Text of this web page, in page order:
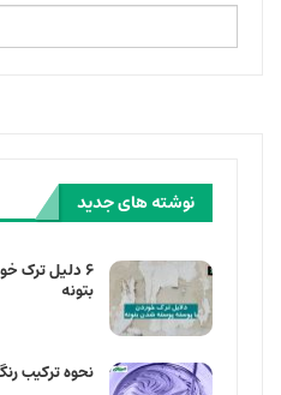
نوشته های جدید
۶ دلیل ترک
بتونه
نحوه ترکیب